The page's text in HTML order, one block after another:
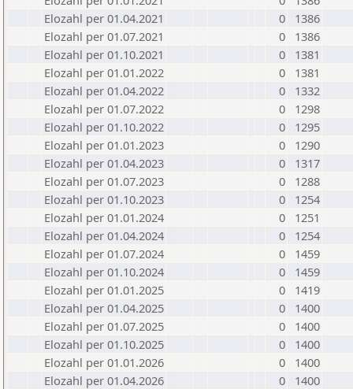
Elozahl per 01.04.2021
0
1386
Elozahl per 01.07.2021
0
1386
Elozahl per 01.10.2021
0
1381
Elozahl per 01.01.2022
0
1381
Elozahl per 01.04.2022
0
1332
Elozahl per 01.07.2022
0
1298
Elozahl per 01.10.2022
0
1295
Elozahl per 01.01.2023
0
1290
Elozahl per 01.04.2023
0
1317
Elozahl per 01.07.2023
0
1288
Elozahl per 01.10.2023
0
1254
Elozahl per 01.01.2024
0
1251
Elozahl per 01.04.2024
0
1254
Elozahl per 01.07.2024
0
1459
Elozahl per 01.10.2024
0
1459
Elozahl per 01.01.2025
0
1419
Elozahl per 01.04.2025
0
1400
Elozahl per 01.07.2025
0
1400
Elozahl per 01.10.2025
0
1400
Elozahl per 01.01.2026
0
1400
Elozahl per 01.04.2026
0
1400